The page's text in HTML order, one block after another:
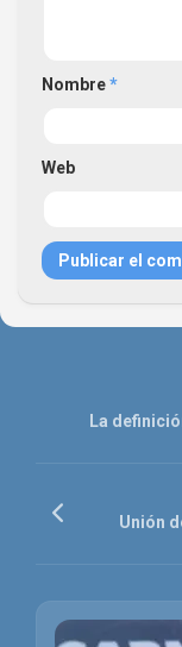
Nombre*
Web
La
Unión